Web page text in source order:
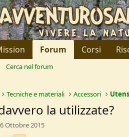
Forum Corsi
Cerca nel forum
Tecniche e materiali Accessori
la utilizzate?
Ottobre 2015